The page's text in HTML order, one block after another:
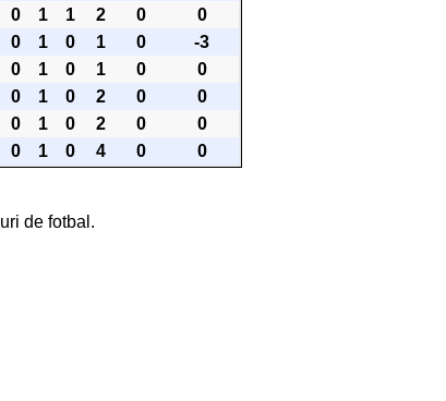
0 1 1 2 0
0
0 1 0 1 0
-3
0 1 0 1 0
0
0 1 0 2 0
0
0 1 0 2 0
0
0 1 0 4 0 0
de fotbal.